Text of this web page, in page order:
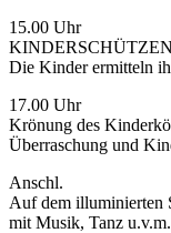
15.00 Uhr
Die Kinder ermitteln
17.00 Uhr
Krönung des
Überraschung und
Anschl.
Auf dem illuminierten
mit Musik, Tanz u.v.m.